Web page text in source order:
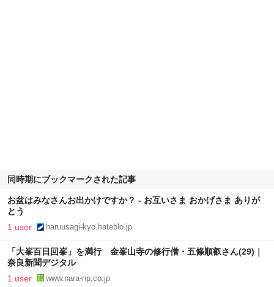
同時期にブックマークされた記事
お盆はみなさんお出かけですか？ - お互いさま おかげさま ありが
とう
1 user haruusagi-kyo.hateblo.jp
「大峯百日回峯」を満行 金峯山寺の修行僧・五條順叡さん(29)｜
奈良新聞デジタル
1 user www.nara-np.co.jp